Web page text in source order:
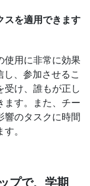
スを適用できます
使用に非常に効果
、参加させるこ
受け、誰もが正し
ます。また、チー
響のタスクに時間
。
プで、学期